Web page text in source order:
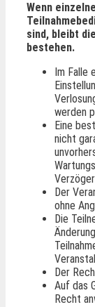
Wenn
sind, bleibt
bestehen.
Im Falle
werden
Eine
nicht
Der
ohne
Die
Der
Auf das
Recht